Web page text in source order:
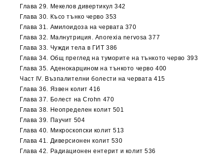
Глава 29. Мекелов дивертикул 342
Глава 30. Късо тънко черво 353
Глава 31. Амилоидоза на червата 370
Глава 32. Малнутриция. Anorexia nervosa 377
Глава 33. Чужди тела в ГИТ 386
Глава 34. Общ преглед на туморите на тънкото черво 393
Глава 35. Аденокарцином на тънкото черво 400
Част ІV. Възпалителни болести на червата 415
Глава 36. Язвен колит 416
Глава 37. Болест на Crohn 470
Глава 38. Неопределен колит 501
Глава 39. Паучит 504
Глава 40. Микроскопски колит 513
Глава 41. Диверсионен колит 530
Глава 42. Радиационен ентерит и колит 536